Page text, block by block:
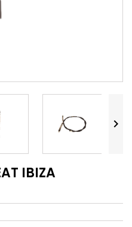


IBIZA